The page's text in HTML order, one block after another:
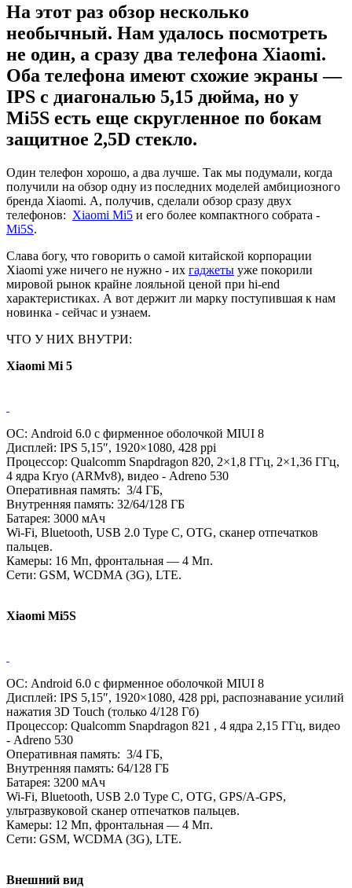
На этот раз обзор несколько
необычный. Нам удалось посмотреть
не один, а сразу два телефона Xiaomi.
Оба телефона имеют схожие экраны —
IPS с диагональю 5,15 дюйма, но у
Mi5S есть еще скругленное по бокам
защитное 2,5D стекло.
Один телефон хорошо, а два лучше. Так мы подумали, когда
получили на обзор одну из последних моделей амбициозного
бренда Xiaomi. А, получив, сделали обзор сразу двух
телефонов: Xiaomi Mi5 и его более компактного собрата -
Mi5S.
Слава богу, что говорить о самой китайской корпорации
Xiaomi уже ничего не нужно - их гаджеты уже покорили
мировой рынок крайне лояльной ценой при hi-end
характеристиках. А вот держит ли марку поступившая к нам
новинка - сейчас и узнаем.
ЧТО У НИХ ВНУТРИ:
Xiaomi Mi 5
ОС: Android 6.0 с фирменное оболочкой MIUI 8
Дисплей: IPS 5,15″, 1920×1080, 428 ppi
Процессор: Qualcomm Snapdragon 820, 2×1,8 ГГц, 2×1,36 ГГц,
4 ядра Kryo (ARMv8), видео - Adreno 530
Оперативная память: 3/4 ГБ,
Внутренняя память: 32/64/128 ГБ
Батарея: 3000 мАч
Wi-Fi, Bluetooth, USB 2.0 Type C, OTG, сканер отпечатков
пальцев.
Камеры: 16 Мп, фронтальная — 4 Мп.
Сети: GSM, WCDMA (3G), LTE.
Xiaomi Mi5S
ОС: Android 6.0 с фирменное оболочкой MIUI 8
Дисплей: IPS 5,15″, 1920×1080, 428 ppi, распознавание усилий
нажатия 3D Touch (только 4/128 Гб)
Процессор: Qualcomm Snapdragon 821 , 4 ядра 2,15 ГГц, видео
- Adreno 530
Оперативная память: 3/4 ГБ,
Внутренняя память: 64/128 ГБ
Батарея: 3200 мАч
Wi-Fi, Bluetooth, USB 2.0 Type C, OTG, GPS/A-GPS,
ультразвуковой сканер отпечатков пальцев.
Камеры: 12 Мп, фронтальная — 4 Мп.
Сети: GSM, WCDMA (3G), LTE.
Внешний вид